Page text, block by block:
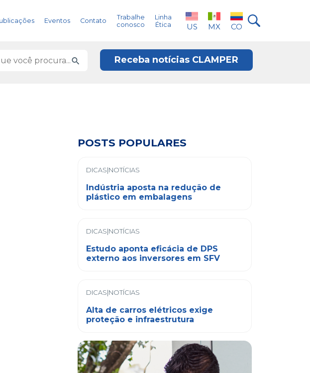
Eventos Contato
Trabalhe
conosco
Linha
Ética
US MX CO
Receba notícias CLAMPER
POSTS POPULARES
DICAS|NOTÍCIAS
Indústria aposta na redução de
plástico em embalagens
DICAS|NOTÍCIAS
Estudo aponta eficácia de DPS
externo aos inversores em SFV
DICAS|NOTÍCIAS
Alta de carros elétricos exige
proteção e infraestrutura